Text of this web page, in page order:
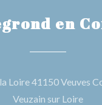
en
Loire 41150 Veuves
Veuzain sur Loire